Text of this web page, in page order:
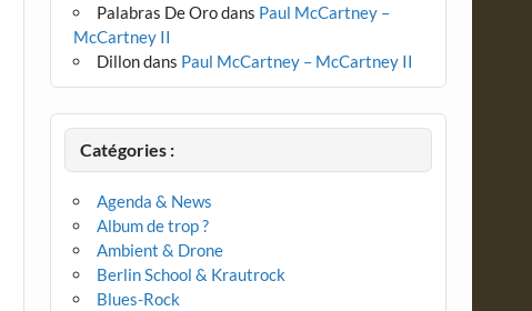
Palabras De Orodans Paul McCartney –
McCartney II
Dillondans Paul McCartney – McCartney II
Catégories :
Agenda & News
Album de trop ?
Ambient & Drone
Berlin School & Krautrock
Blues-Rock